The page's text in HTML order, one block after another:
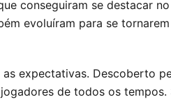
conseguiram se destacar
evoluíram para se
expectativas. Descoberto
de todos os tempos.